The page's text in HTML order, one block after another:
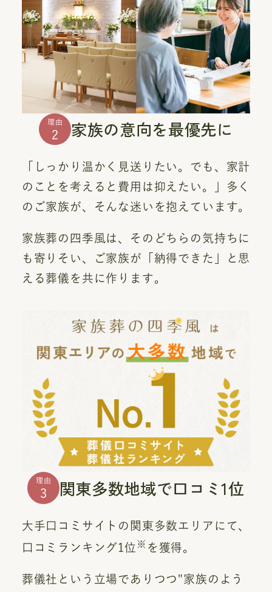
理由
2 家族の意向を最優先に
「しっかり温かく見送りたい。でも、家計
のことを考えると費用は抑えたい。」多く
のご家族が、そんな迷いを抱えています。
家族葬の四季風は、そのどちらの気持ちに
も寄りそい、ご家族が「納得できた」と思
える葬儀を共に作ります。
理由
3 関東多数地域で口コミ1位
大手口コミサイトの関東多数エリアにて、
口コミランキング1位 ※ を獲得。
葬儀社という立場でありつつ"家族のよう